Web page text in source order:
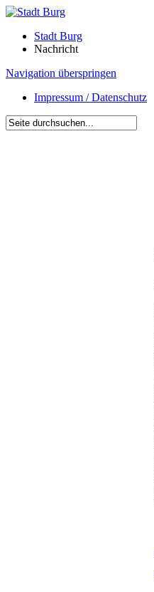
Stadt Burg
Nachricht
Navigation überspringen
Impressum / Datenschutz